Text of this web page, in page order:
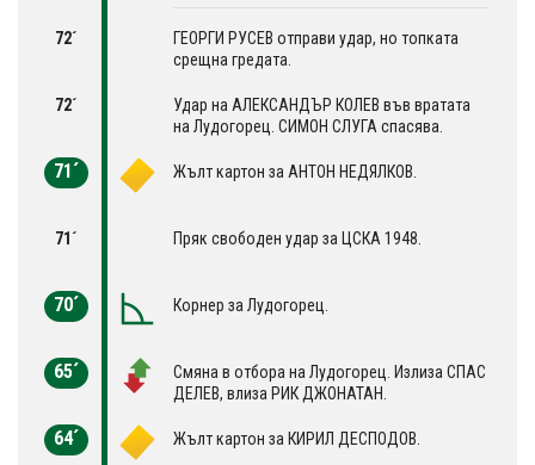
72´
ГЕОРГИ РУСЕВ отправи удар, но топката
срещна гредата.
72´
Удар на АЛЕКСАНДЪР КОЛЕВ във вратата
на Лудогорец. СИМОН СЛУГА спасява.
71´ Жълт картон за АНТОН НЕДЯЛКОВ.
71´ Пряк свободен удар за ЦСКА 1948.
70´ Корнер за Лудогорец.
65´
Смяна в отбора на Лудогорец. Излиза СПАС
ДЕЛЕВ, влиза РИК ДЖОНАТАН.
64´ Жълт картон за КИРИЛ ДЕСПОДОВ.